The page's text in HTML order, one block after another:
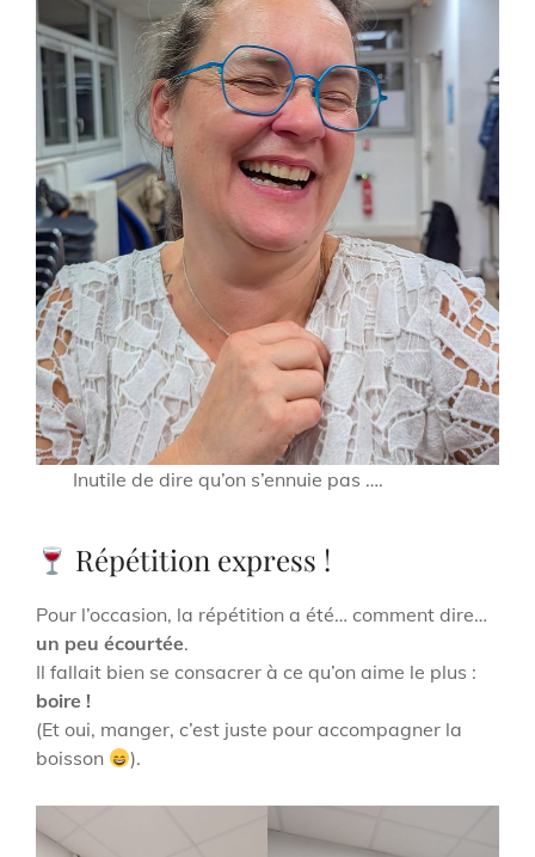
Inutile de dire qu’on s’ennuie pas ….
Répétition express !
Pour l’occasion, la répétition a été… comment dire…
un peu écourtée.
Il fallait bien se consacrer à ce qu’on aime le plus :
boire !
(Et oui, manger, c’est juste pour accompagner la
boisson
).